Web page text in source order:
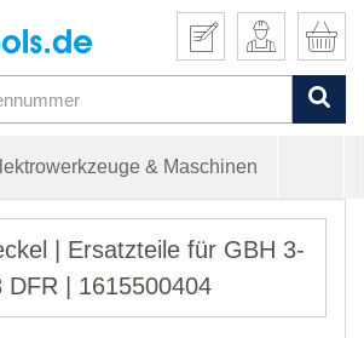
& Maschinen
| Ersatzteile für GBH 3-
DFR | 1615500404